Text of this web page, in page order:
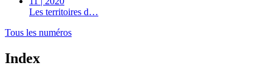
Les territoires d…
Tous les numéros
Index